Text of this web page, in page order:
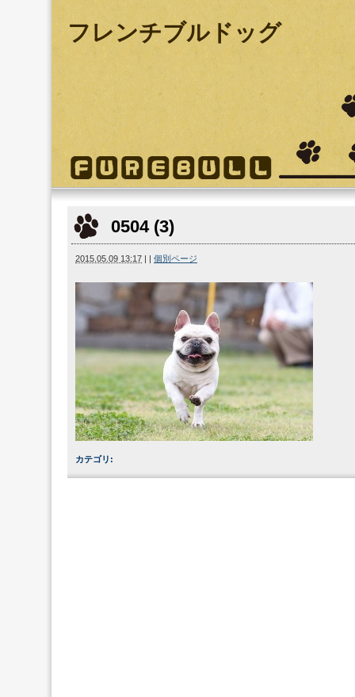
フレンチブルドッグ
0504 (3)
2015.05.09 13:17 | | 個別ページ
カテゴリ :